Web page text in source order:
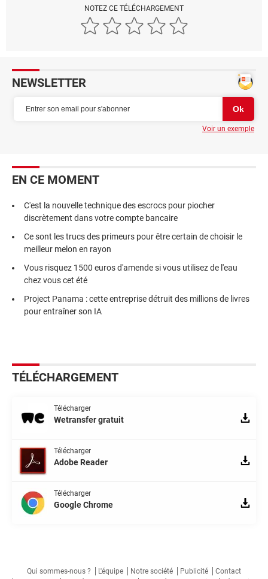
NOTEZ CE TÉLÉCHARGEMENT
NEWSLETTER
Voir un exemple
EN CE MOMENT
C'est la nouvelle technique des escrocs pour piocher
discrètement dans votre compte bancaire
Ce sont les trucs des primeurs pour être certain de choisir le
meilleur melon en rayon
Vous risquez 1500 euros d'amende si vous utilisez de l'eau
chez vous cet été
Project Panama : cette entreprise détruit des millions de livres
pour entraîner son IA
TÉLÉCHARGEMENT
Télécharger
Wetransfer gratuit
Télécharger
Adobe Reader
Télécharger
Google Chrome
Qui sommes-nous ? L'équipe Notre société Publicité
Contact